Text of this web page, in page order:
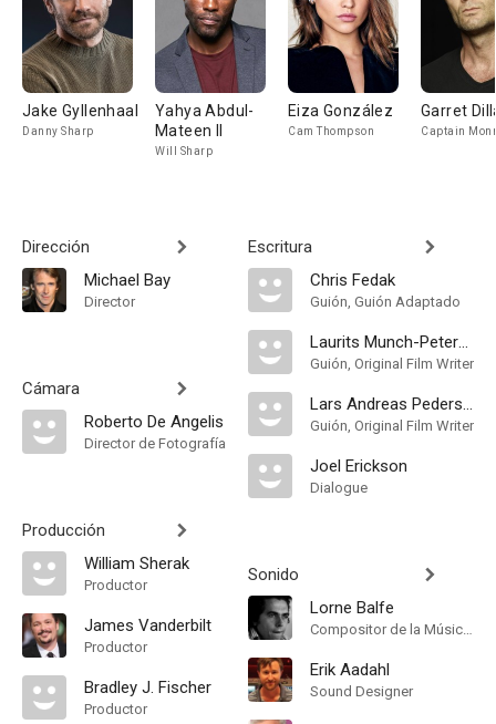
Jake Gyllenhaal
Danny Sharp
Yahya Abdul-
Mateen II
Will Sharp
Eiza González
Cam Thompson
Garret
Captain
Dirección
Michael Bay
Director
Cámara
Roberto De Angelis
Director de Fotografía
Producción
William Sherak
Productor
James Vanderbilt
Productor
Bradley J. Fischer
Productor
Escritura
Chris Fedak
Guión, Guión Adaptado
Laurits Munch-Petersen
Guión, Original Film Writer
Lars Andreas Pedersen
Guión, Original Film Writer
Joel Erickson
Dialogue
Sonido
Lorne Balfe
Compositor de la Música Original
Erik Aadahl
Sound Designer